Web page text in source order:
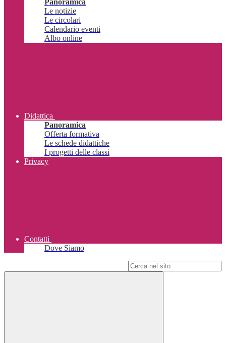
Panoramica
Le notizie
Le circolari
Calendario eventi
Albo online
Didattica
Panoramica
Offerta formativa
Le schede didattiche
I progetti delle classi
Privacy
Contatti
Dove Siamo